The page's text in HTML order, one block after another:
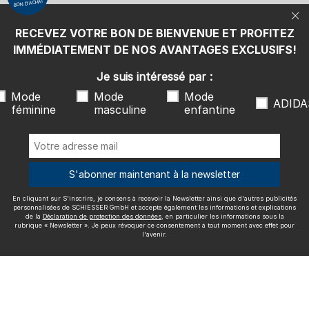
protection des données, en particulier les informations sous la
rubrique « Newsletter ». Je peux révoquer ce consentement à tout
Nous livrons avec
Excellente qualité
Plus d'informations sur nos évaluations
RECEVEZ VOTRE BON DE BIENVENUE ET PROFITEZ
IMMÉDIATEMENT DE NOS AVANTAGES EXCLUSIFS!
BON D'ACHAT
Je suis intéressé par :
Mode
féminine
Mode
masculine
Mode
enfantine
S'abonner maintenant à la newsletter
En cliquant sur S'inscrire, je consens à recevoir la Newsletter ainsi que d'autres publicités
personnalisées de SCHIESSER GmbH et accepte également les informations et explications
de la Déclaration de protection des données, en particulier les informations sous la
rubrique « Newsletter ». Je peux révoquer ce consentement à tout moment avec effet pour
l'avenir.